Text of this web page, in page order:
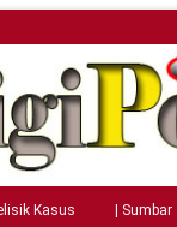
Kasus | Sumbar